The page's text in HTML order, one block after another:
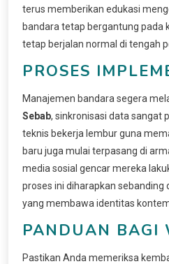
terus memberikan edukasi
bandara tetap bergantung pada
tetap berjalan normal di tengah
PROSES
Manajemen bandara segera
Sebab, sinkronisasi data sangat
teknis bekerja lembur guna
baru juga mulai terpasang di
media sosial gencar mereka
proses ini diharapkan sebanding
yang membawa identitas
PANDUAN BAGI
Pastikan Anda memeriksa